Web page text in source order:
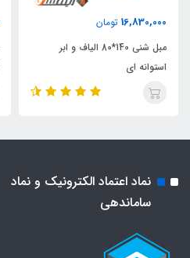
16,830,000 تومان
مبل شنی 140*80 الیاف و ابر
استوانه ای
نماد اعتماد الکترونیک و نماد
ساماندهی